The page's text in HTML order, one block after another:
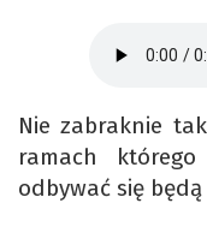
Nie zabraknie
ramach
odbywać się